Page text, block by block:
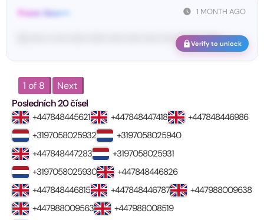
1 MONTH AGO
From: Goo•••
G-••••• •• •••• •••••• •••••• ••••• ••••• ••••• •••• •••• •••• ••••••
Verify to unlock
1 of 8
Next
Posledních 20 čísel
+447848445621 +447848447418
+447848446986
+3197058025932
+3197058025940
+447848447283
+3197058025931
+3197058025930
+447848446826
+447848446815
+447848446787
+447988009638
+447988009563
+447988008519